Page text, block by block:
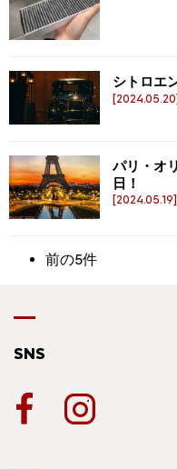
シトロエ
[2024.05.20]
パリ・オ
日！
[2024.05.19]
前の5件
SNS